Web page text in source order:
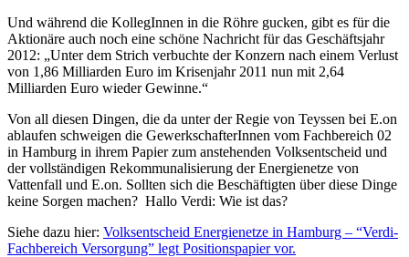
Und während die KollegInnen in die Röhre gucken, gibt es für die
Aktionäre auch noch eine schöne Nachricht für das Geschäftsjahr
2012: „Unter dem Strich verbuchte der Konzern nach einem Verlust
von 1,86 Milliarden Euro im Krisenjahr 2011 nun mit 2,64
Milliarden Euro wieder Gewinne.“
Von all diesen Dingen, die da unter der Regie von Teyssen bei E.on
ablaufen schweigen die GewerkschafterInnen vom Fachbereich 02
in Hamburg in ihrem Papier zum anstehenden Volksentscheid und
der vollständigen Rekommunalisierung der Energienetze von
Vattenfall und E.on. Sollten sich die Beschäftigten über diese Dinge
keine Sorgen machen? Hallo Verdi: Wie ist das?
Siehe dazu hier: Volksentscheid Energienetze in Hamburg – “Verdi-
Fachbereich Versorgung” legt Positionspapier vor.